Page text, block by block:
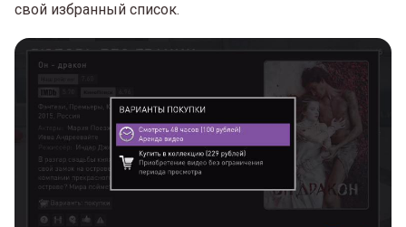
свой избранный список.